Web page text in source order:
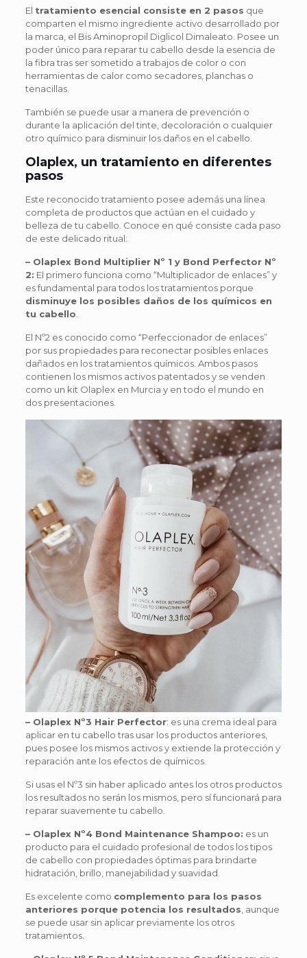
El tratamiento esencial consiste en 2 pasos que
comparten el mismo ingrediente activo desarrollado por
la marca, el Bis Aminopropil Diglicol Dimaleato. Posee un
poder único para reparar tu cabello desde la esencia de
la fibra tras ser sometido a trabajos de color o con
herramientas de calor como secadores, planchas o
tenacillas.
También se puede usar a manera de prevención o
durante la aplicación del tinte, decoloración o cualquier
otro químico para disminuir los daños en el cabello.
Olaplex, un tratamiento en diferentes
pasos
Este reconocido tratamiento posee además una línea
completa de productos que actúan en el cuidado y
belleza de tu cabello. Conoce en qué consiste cada paso
de este delicado ritual:
– Olaplex Bond Multiplier Nº 1 y Bond Perfector Nº
2: El primero funciona como “Multiplicador de enlaces” y
es fundamental para todos los tratamientos porque
disminuye los posibles daños de los químicos en
tu cabello.
El Nº2 es conocido como “Perfeccionador de enlaces”
por sus propiedades para reconectar posibles enlaces
dañados en los tratamientos químicos. Ambos pasos
contienen los mismos activos patentados y se venden
como un kit Olaplex en Murcia y en todo el mundo en
dos presentaciones.
– Olaplex Nº3 Hair Perfector: es una crema ideal para
aplicar en tu cabello tras usar los productos anteriores,
pues posee los mismos activos y extiende la protección y
reparación ante los efectos de químicos.
Si usas el Nº3 sin haber aplicado antes los otros productos
los resultados no serán los mismos, pero sí funcionará para
reparar suavemente tu cabello.
– Olaplex Nº4 Bond Maintenance Shampoo: es un
producto para el cuidado profesional de todos los tipos
de cabello con propiedades óptimas para brindarte
hidratación, brillo, manejabilidad y suavidad.
Es excelente como complemento para los pasos
anteriores porque potencia los resultados , aunque
se puede usar sin aplicar previamente los otros
tratamientos.